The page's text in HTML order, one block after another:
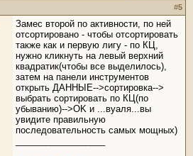
#5
Замес второй по активности, по ней
отсортировано - чтобы отсортировать
также как и первую лигу - по КЦ,
нужно кликнуть на левый верхний
квадратик(чтобы все выделилось),
затем на панели инструментов
открыть ДАННЫЕ-->сортировка-->
выбрать сортировать по КЦ(по
убыванию)-->OK и ...вуаля...вы
увидите правильную
последовательность самых мощных)